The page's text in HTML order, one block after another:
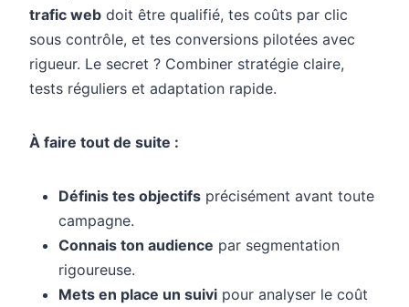
trafic web doit être qualifié, tes coûts par clic
sous contrôle, et tes conversions pilotées avec
rigueur. Le secret ? Combiner stratégie claire,
tests réguliers et adaptation rapide.
À faire tout de suite :
Définis tes objectifs précisément avant toute
campagne.
Connais ton audience par segmentation
rigoureuse.
Mets en place un suivi pour analyser le coût